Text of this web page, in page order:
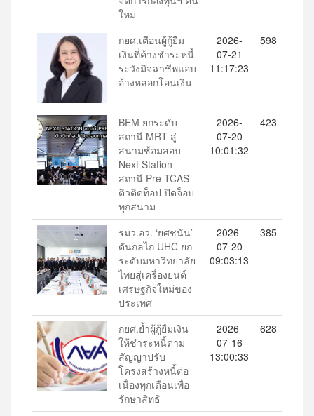
ใหม่
กยศ.เตือนผู้กู้ยืม
เงินที่ค้างชำระหนี้
ระวังมิจฉาชีพแอบ
อ้างหลอกโอนเงิน
2026-
07-21
11:17:23
598
BEM ยกระดับ
สถานี MRT สู่
สนามซ้อมสอบ
Next Station
สถานี Pre-TCAS
ติวติดท็อป ปิดจ็อบ
ทุกสนาม
2026-
07-20
10:01:32
423
รมว.อว. ‘ยศชนัน’
ดันกลไก UHC ยก
ระดับมหาวิทยาลัย
ไทยสู่เครื่องยนต์
เศรษฐกิจใหม่ของ
ประเทศ
2026-
07-20
09:03:13
385
กยศ.ย้ำผู้กู้ยืมเงิน
ให้ชำระหนี้ตาม
สัญญาปรับ
โครงสร้างหนี้ต่อ
เนื่องทุกเดือนเพื่อ
รักษาสิทธิ
2026-
07-16
13:00:33
628